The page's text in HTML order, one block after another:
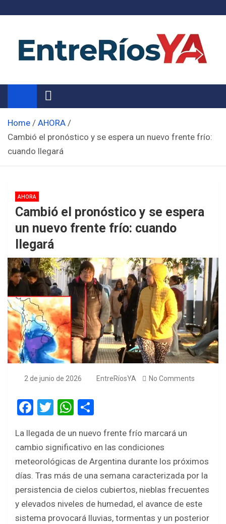
Noticias de Entre Ríos
Información de toda la provincia ahora
Home
AHORA
Cambió el pronóstico y se espera un nuevo frente frío:
cuando llegará
AHORA
Cambió el pronóstico y se espera
un nuevo frente frío: cuando
llegará
2 de junio de 2026 EntreRíosYA No Comments
F
ce
b
o
o
k
T
tt
er
W
at
s
A
p
p
ar
e
La llegada de un nuevo frente frío marcará un
cambio significativo en las condiciones
meteorológicas de Argentina durante los próximos
días. Tras más de una semana caracterizada por la
persistencia de cielos cubiertos, nieblas frecuentes
y elevados niveles de humedad, el avance de este
sistema provocará lluvias, tormentas y un posterior